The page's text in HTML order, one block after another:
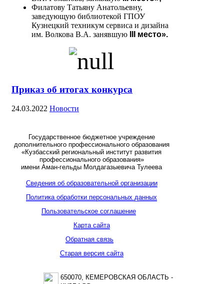
Филатову Татьяну Анатольевну,
заведующую библиотекой ГПОУ
Кузнецкий техникум сервиса и дизайна
им. Волкова В.А. занявшую
III место».
Приказ об итогах конкурса
24.03.2022 Новости
Государственное бюджетное учреждение
дополнительного профессионального образования
«Кузбасский региональный институт развития
профессионального образования»
имени Аман-гельды Молдагазыевича Тулеева
Сведения об образовательной организации
Политика обработки персональных данных
Пользовательское соглашение
Карта сайта
Обратная связь
Старая версия сайта
650070, КЕМЕРОВСКАЯ ОБЛАСТЬ -